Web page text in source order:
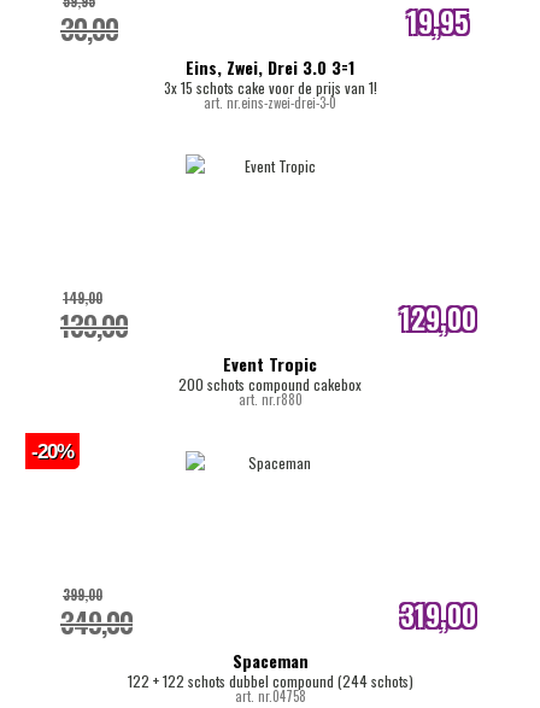
Eins, Zwei, Drei 3.0 3=1
3x 15 schots cake voor de prijs van 1!
art. nr.eins-zwei-drei-3-0
30,00 19,95
internetprijs
Event Tropic
200 schots compound cakebox
art. nr.r880
139,00
149,00 129,00
internetprijs
Spaceman
122 + 122 schots dubbel compound (244 schots)
art. nr.04758
349,00
399,00 319,00
internetprijs
-20%